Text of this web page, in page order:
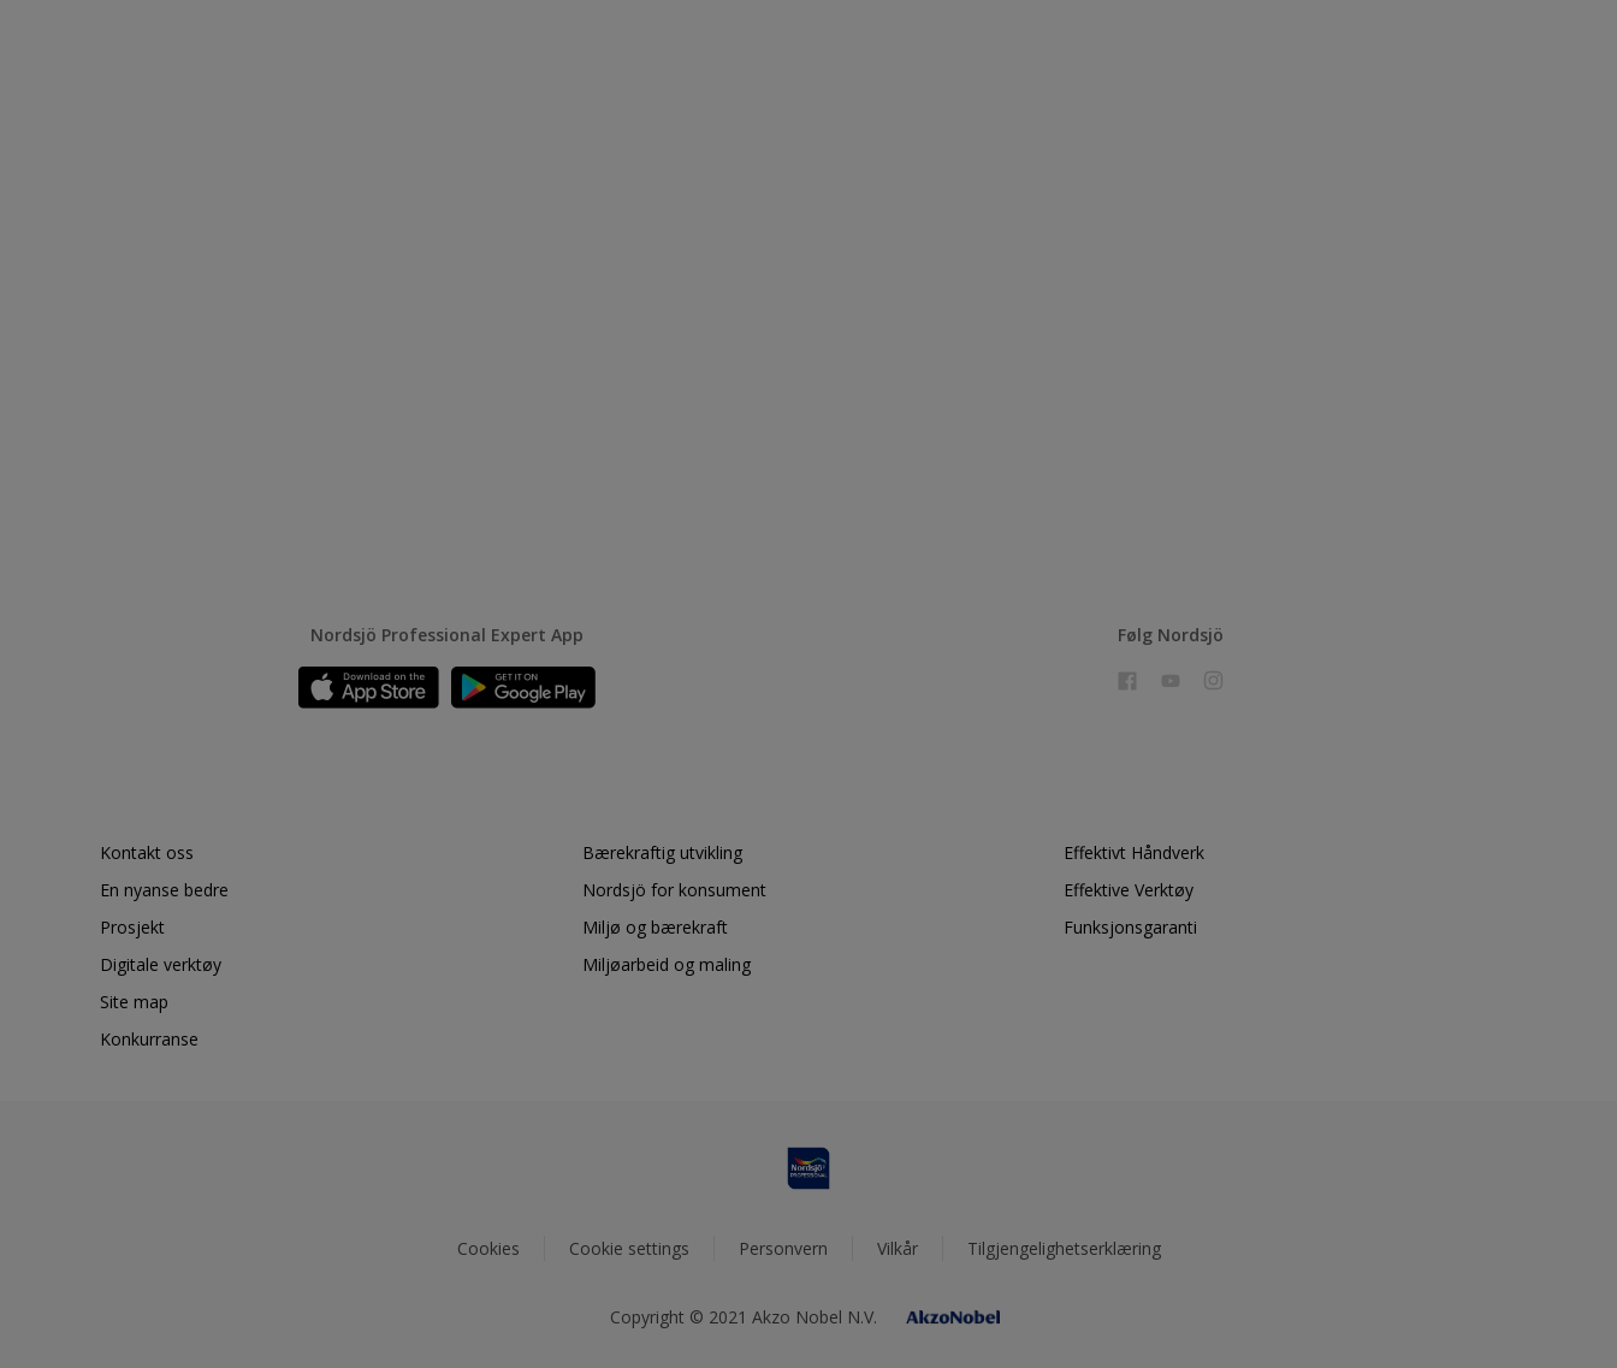
Nordsjö Professional Expert App Følg Nordsjö
Kontakt oss
En nyanse bedre
Prosjekt
Digitale verktøy
Site map
Konkurranse
Bærekraftig utvikling
Nordsjö for konsument
Miljø og bærekraft
Miljøarbeid og maling
Effektivt Håndverk
Effektive Verktøy
Funksjonsgaranti
Cookies Cookie settings Personvern Vilkår Tilgjengelighetserklæring
Copyright © 2021 Akzo Nobel N.V.